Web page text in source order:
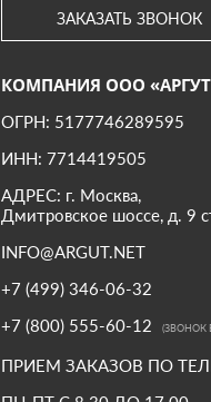
ЗАКАЗАТЬ ЗВОНОК
КОМПАНИЯ ООО
ОГРН: 5177746289595
ИНН: 7714419505
АДРЕС: г. Москва,
Дмитровское шоссе, д. 9
INFO@ARGUT.NET
+7 (499) 346-06-32
+7 (800) 555-60-12
(ЗВОНОК
ПРИЕМ ЗАКАЗОВ ПО